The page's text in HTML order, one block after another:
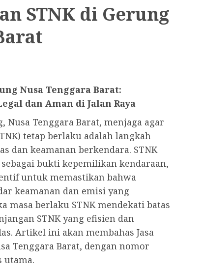
STNK di Gerung
Nusa Tenggara Barat:
dan Aman di Jalan Raya
Tenggara Barat, menjaga agar
tetap berlaku adalah langkah
dan keamanan berkendara. STNK
bukti kepemilikan kendaraan,
untuk memastikan bahwa
keamanan dan emisi yang
masa berlaku STNK mendekati batas
STNK yang efisien dan
Artikel ini akan membahas Jasa
Tenggara Barat, dengan nomor
utama.